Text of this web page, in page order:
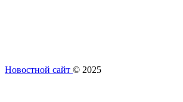
Новостной сайт © 2025